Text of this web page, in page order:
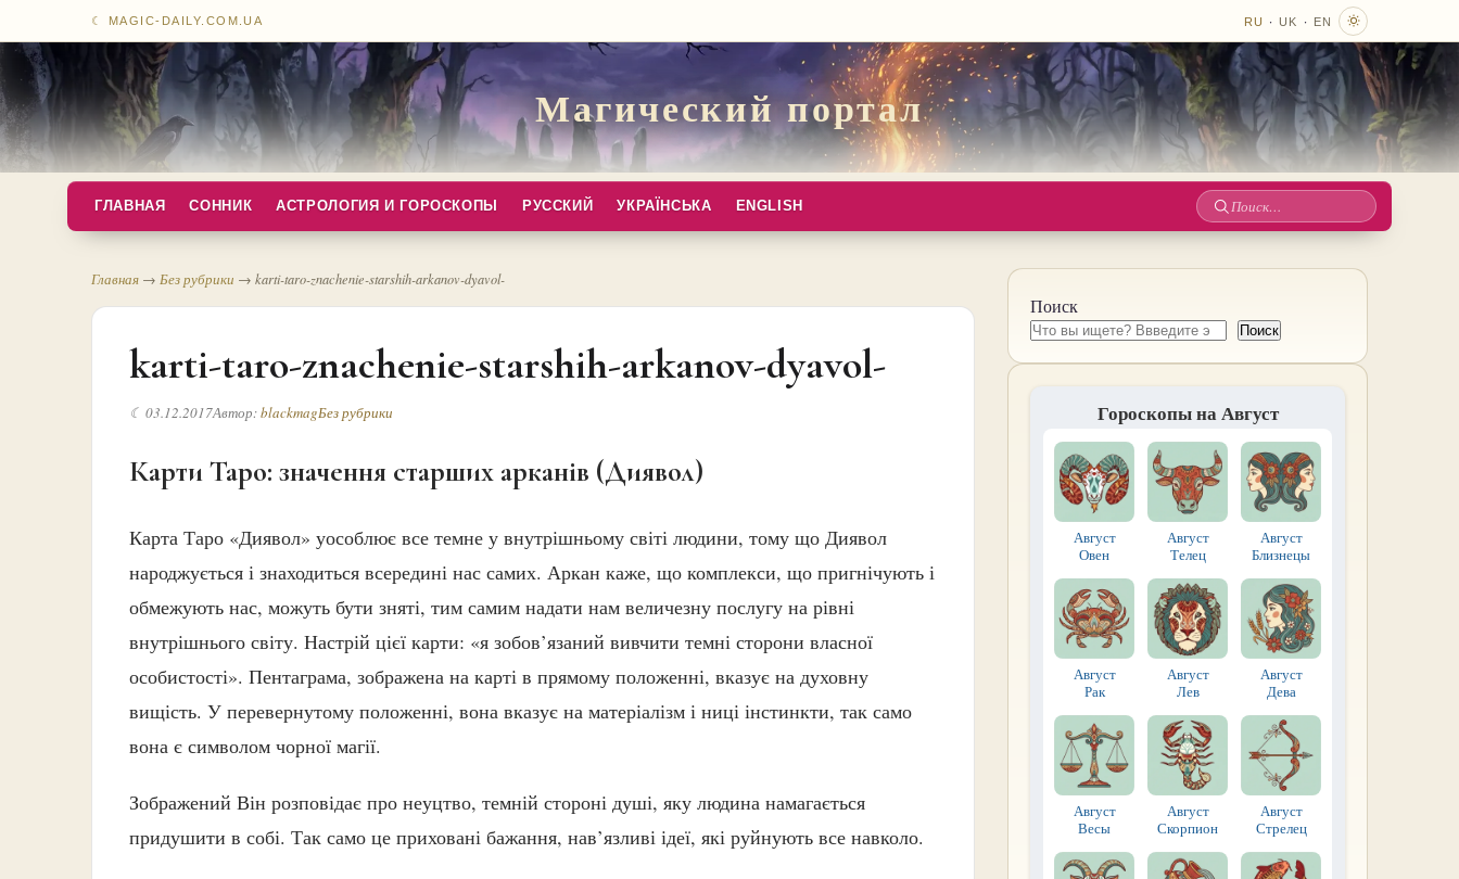
☾ MAGIC-DAILY.COM.UA RU · UK · EN
Магический портал
ГЛАВНАЯ СОННИК АСТРОЛОГИЯ И ГОРОСКОПЫ РУССКИЙ УКРАЇНСЬКА ENGLISH
Поиск
Главная → Без рубрики → karti-taro-znachenie-starshih-arkanov-dyavol-
karti-taro-znachenie-starshih-arkanov-dyavol-
☾ 03.12.2017Автор:blackmagБез рубрики
Карти Таро: значення старших арканів (Диявол)
Карта Таро «Диявол» уособлює все темне у внутрішньому світі людини, тому що Диявол
народжується і знаходиться всередині нас самих. Аркан каже, що комплекси, що пригнічують і
обмежують нас, можуть бути зняті, тим самим надати нам величезну послугу на рівні
внутрішнього світу. Настрій цієї карти: «я зобов’язаний вивчити темні сторони власної
особистості». Пентаграма, зображена на карті в прямому положенні, вказує на духовну
вищість. У перевернутому положенні, вона вказує на матеріалізм і ниці інстинкти, так само
вона є символом чорної магії.
Зображений Він розповідає про неуцтво, темній стороні душі, яку людина намагається
придушити в собі. Так само це приховані бажання, нав’язливі ідеї, які руйнують все навколо.
Поиск
Поиск
Гороскопы на Август
Август
Овен
Август
Телец
Август
Близнецы
Август
Рак
Август
Лев
Август
Дева
Август
Весы
Август
Скорпион
Август
Стрелец